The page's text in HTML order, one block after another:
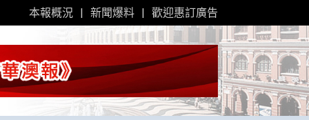
本報概況 新聞爆料 歡迎惠訂廣告